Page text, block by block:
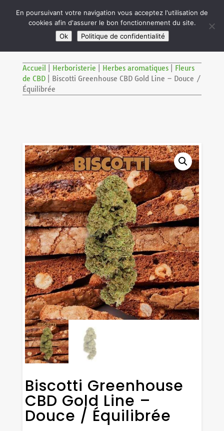

SITE RÉSERVÉ AUX ADULTES DE PLUS DE 18 ANS
Accueil Herboristerie Herbes aromatiques| Fleurs
de CBD| Biscotti Greenhouse CBD Gold Line – Douce /
Équilibrée
Biscotti Greenhouse
CBD Gold Line –
Douce / Équilibrée
En poursuivant votre navigation vous acceptez l'utilisation de
cookies afin d'assurer le bon fonctionnement du site.
Ok
Politique de confidentialité